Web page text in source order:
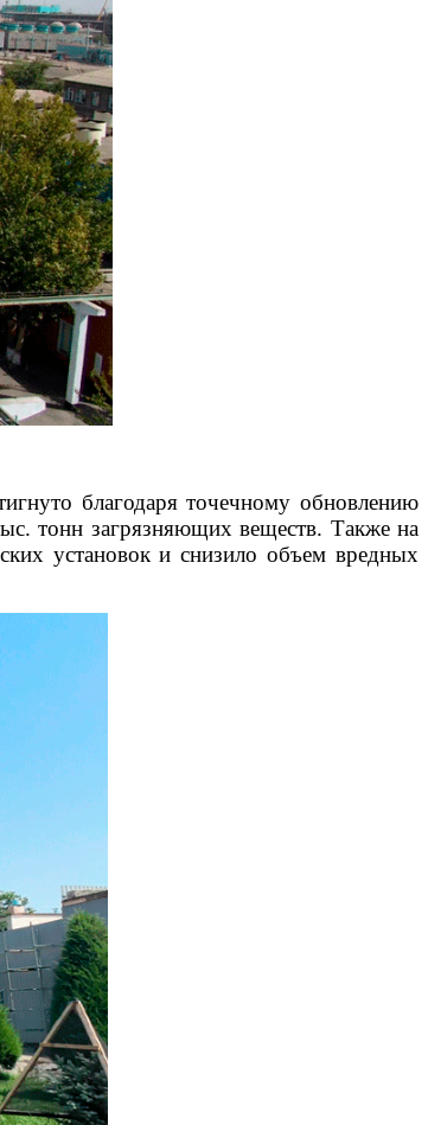
благодаря точечному обновлению
тонн загрязняющих веществ. Также на
установок и снизило объем вредных